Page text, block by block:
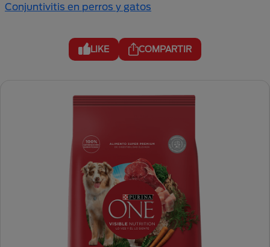
Conjuntivitis en perros y gatos
LIKE COMPARTIR